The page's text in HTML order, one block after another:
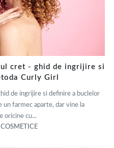
cret - ghid de ingrijire si
Curly Girl
de ingrijire si definire a buclelor
un farmec aparte, dar vine la
oricine cu...